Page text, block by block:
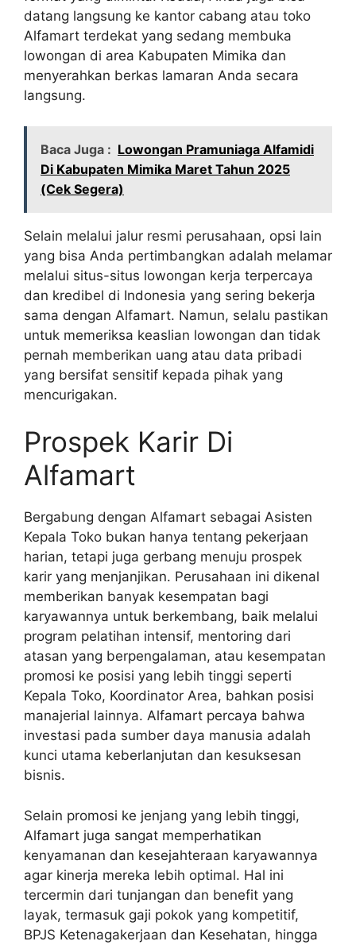
datang langsung ke kantor cabang atau toko
Alfamart terdekat yang sedang membuka
lowongan di area Kabupaten Mimika dan
menyerahkan berkas lamaran Anda secara
langsung.
Baca Juga : Lowongan Pramuniaga Alfamidi
Di Kabupaten Mimika Maret Tahun 2025
(Cek Segera)
Selain melalui jalur resmi perusahaan, opsi lain
yang bisa Anda pertimbangkan adalah melamar
melalui situs-situs lowongan kerja terpercaya
dan kredibel di Indonesia yang sering bekerja
sama dengan Alfamart. Namun, selalu pastikan
untuk memeriksa keaslian lowongan dan tidak
pernah memberikan uang atau data pribadi
yang bersifat sensitif kepada pihak yang
mencurigakan.
Prospek Karir Di
Alfamart
Bergabung dengan Alfamart sebagai Asisten
Kepala Toko bukan hanya tentang pekerjaan
harian, tetapi juga gerbang menuju prospek
karir yang menjanjikan. Perusahaan ini dikenal
memberikan banyak kesempatan bagi
karyawannya untuk berkembang, baik melalui
program pelatihan intensif, mentoring dari
atasan yang berpengalaman, atau kesempatan
promosi ke posisi yang lebih tinggi seperti
Kepala Toko, Koordinator Area, bahkan posisi
manajerial lainnya. Alfamart percaya bahwa
investasi pada sumber daya manusia adalah
kunci utama keberlanjutan dan kesuksesan
bisnis.
Selain promosi ke jenjang yang lebih tinggi,
Alfamart juga sangat memperhatikan
kenyamanan dan kesejahteraan karyawannya
agar kinerja mereka lebih optimal. Hal ini
tercermin dari tunjangan dan benefit yang
layak, termasuk gaji pokok yang kompetitif,
BPJS Ketenagakerjaan dan Kesehatan, hingga